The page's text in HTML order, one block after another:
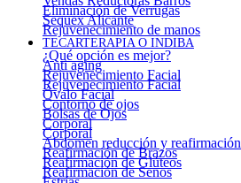
Eliminación de Verrugas
Sequex Alicante
Rejuvenecimiento de manos
TECARTERAPIA O INDIBA
¿Qué opción es mejor?
Anti aging
Rejuvenecimiento Facial
Rejuvenecimiento Facial
Óvalo Facial
Contorno de ojos
Bolsas de Ojos
Corporal
Corporal
Abdomen reducción y reafirmación
Reafirmación de Brazos
Reafirmación de Glúteos
Reafirmación de Senos